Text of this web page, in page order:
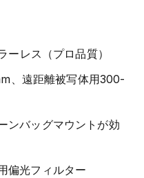
ーレス（プロ品質）
、遠距離被写体用300-
ンバッグマウントが効
偏光フィルター